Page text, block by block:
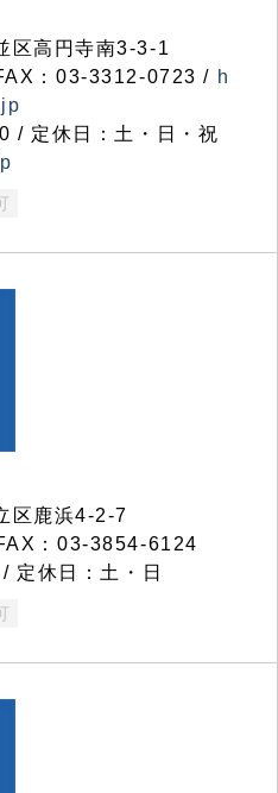
高円寺南3-3-1
：03-3312-0723 / h
/ 定休日：土・日・祝
区鹿浜4-2-7
：03-3854-6124
定休日：土・日